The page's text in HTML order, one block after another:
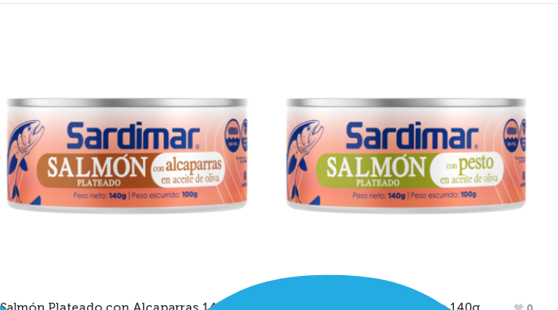
Salmón Plateado con Alcaparras 140g Salmón Plateado con Pesto 140g